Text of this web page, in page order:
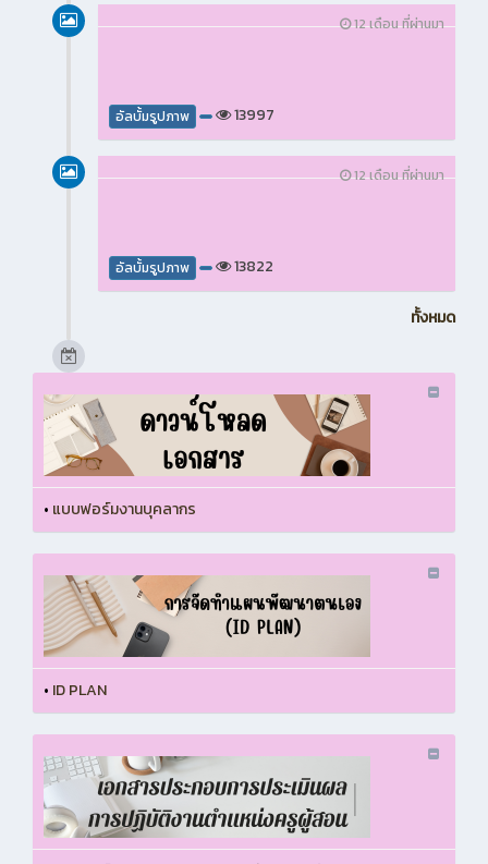
12 เดือน ที่ผ่านมา
อัลบั้มรูปภาพ 13997
12 เดือน ที่ผ่านมา
อัลบั้มรูปภาพ 13822
ทั้งหมด
• แบบฟอร์มงานบุคลากร
• ID PLAN